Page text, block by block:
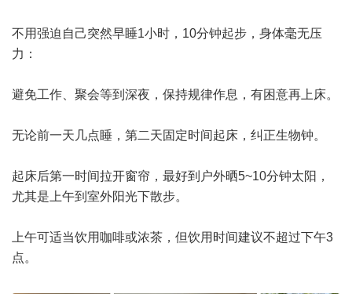
不用强迫自己突然早睡1小时，10分钟起步，身体毫无压
力：
避免工作、聚会等到深夜，保持规律作息，有困意再上床。
无论前一天几点睡，第二天固定时间起床，纠正生物钟。
起床后第一时间拉开窗帘，最好到户外晒5~10分钟太阳，
尤其是上午到室外阳光下散步。
上午可适当饮用咖啡或浓茶，但饮用时间建议不超过下午3
点。